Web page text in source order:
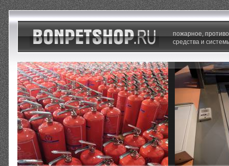
пожарное,
средства и